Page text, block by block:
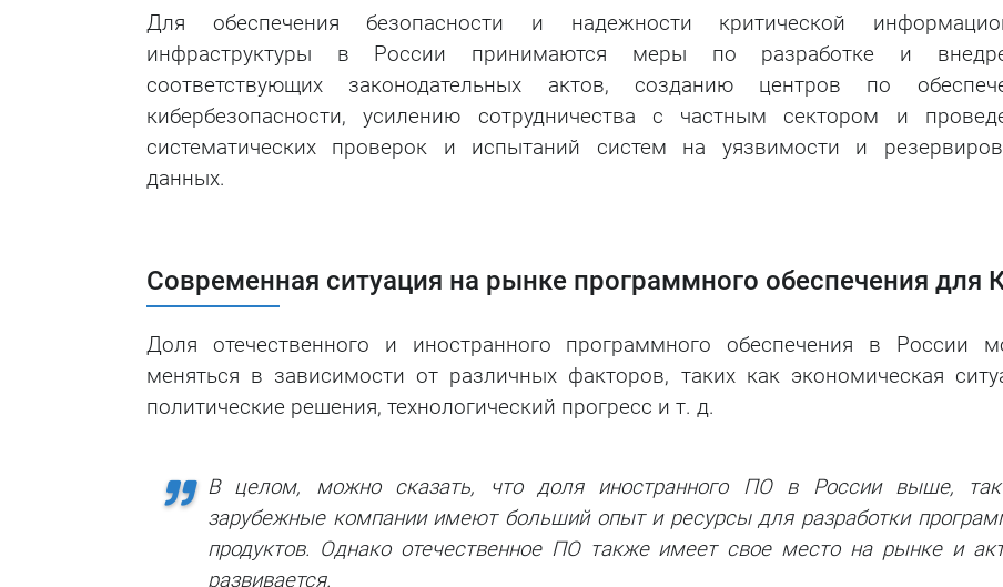
Для обеспечения безопасности и надежности критической
инфраструктуры в России принимаются меры по разработке и
соответствующих законодательных актов, созданию центров по
кибербезопасности, усилению сотрудничества с частным сектором и
систематических проверок и испытаний систем на уязвимости и
данных.
Современная ситуация на рынке программного обеспечения для
Доля отечественного и иностранного программного обеспечения в России
меняться в зависимости от различных факторов, таких как экономическая
политические решения, технологический прогресс и т. д.
В целом, можно сказать, что доля иностранного ПО в России выше,
зарубежные компании имеют больший опыт и ресурсы для разработки
продуктов. Однако отечественное ПО также имеет свое место на рынке и
развивается.